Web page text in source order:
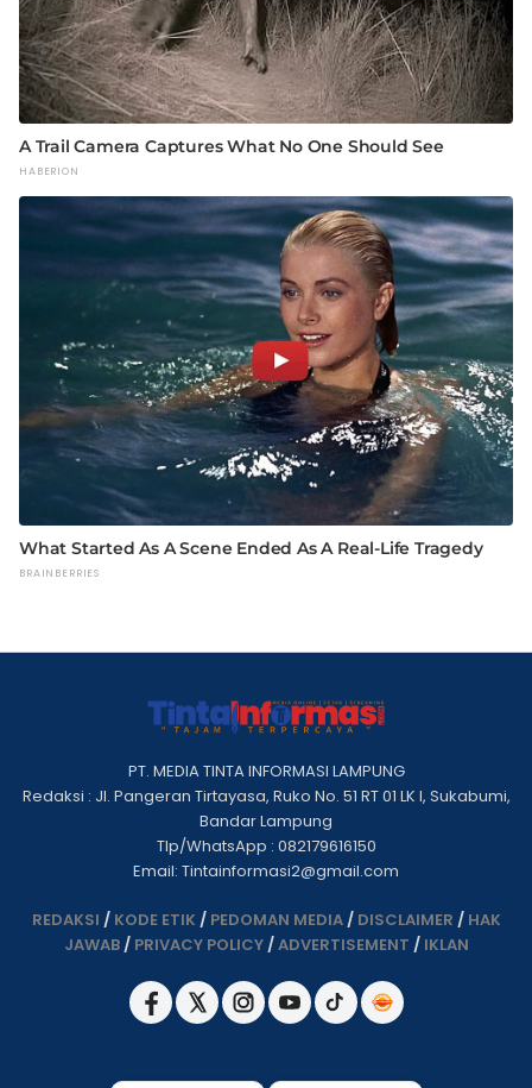
PT. MEDIA TINTA INFORMASI LAMPUNG
Redaksi : Jl. Pangeran Tirtayasa, Ruko No. 51 RT 01 LK I, Sukabumi,
Bandar Lampung
Tlp/WhatsApp : 082179616150
Email: Tintainformasi2@gmail.com
REDAKSI / KODE ETIK / PEDOMAN MEDIA/ DISCLAIMER / HAK
JAWAB/ PRIVACY POLICY/ADVERTISEMENT / IKLAN